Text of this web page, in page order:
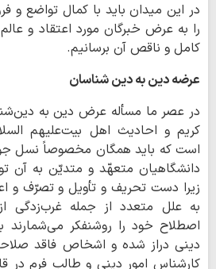
در اين ميدان بايد با كمال تواضع و
را به عرض خبرگان مورد اعتقاد و
كامل و ناقص آن برسانيم.
عرضه دین به دین شناسان
در عصر ما مسأله عرض دين به
كريم و احاديث اهل بيت‌عليهم
است كه بايد همگان مخصوصاً نسل
دانشگاهيان متعهّد و متديّن به آن
زيرا دست تحريف و تأويل و تصرّف
به علل متعدد از جمله غرب‌زدگى
اصطلاح خود را روشنفكر مى‌شمارند
دينى دراز شده و اشخاص فاقد
كارشناس امور دينى و طالب فرم در